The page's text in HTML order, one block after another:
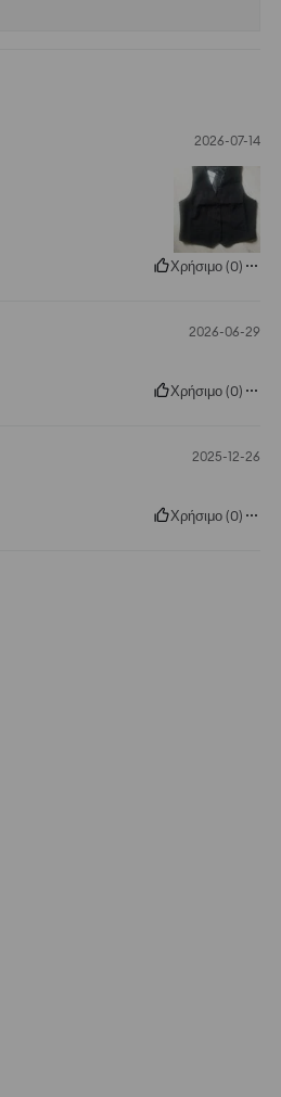
2026-07-14
Χρήσιμο(0)
2026-06-29
Χρήσιμο(0)
2025-12-26
Χρήσιμο(0)